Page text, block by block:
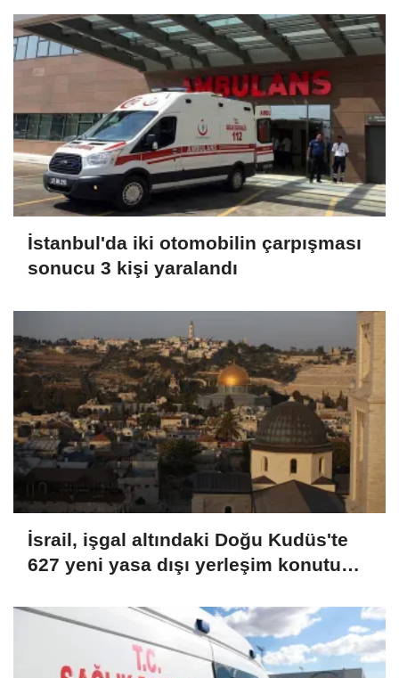
İstanbul'da iki otomobilin çarpışması
sonucu 3 kişi yaralandı
İsrail, işgal altındaki Doğu Kudüs'te
627 yeni yasa dışı yerleşim konutu